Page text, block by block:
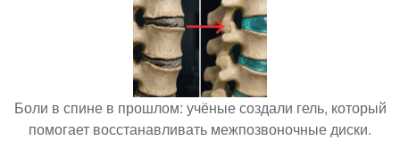
Боли в спине в прошлом: учёные создали гель, который
помогает восстанавливать межпозвоночные диски.